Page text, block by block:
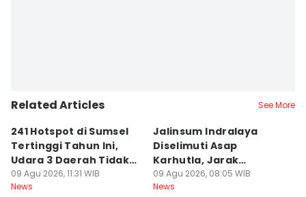
Related Articles See More
241 Hotspot di Sumsel
Tertinggi Tahun Ini,
Udara 3 Daerah Tidak
Sehat
09 Agu 2026, 11:31 WIB
News
Jalinsum Indralaya
Diselimuti Asap
Karhutla, Jarak
Pandang 30 Meter
09 Agu 2026, 08:05 WIB
News